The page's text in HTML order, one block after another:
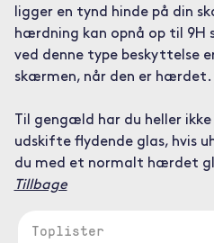
ligger en tynd hinde på din
hærdning kan opnå op til 9H
ved denne type beskyttelse
skærmen, når den er hærdet.
Til gengæld har du heller
udskifte flydende glas, hvis
du med et normalt hærdet
Tillbage
Toplister